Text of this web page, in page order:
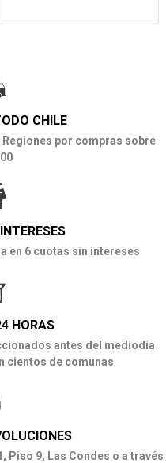
CHILE
Regiones por compras sobre
en 6 cuotas sin intereses
HORAS
antes del mediodía
cientos de comunas
Piso 9, Las Condes o a través